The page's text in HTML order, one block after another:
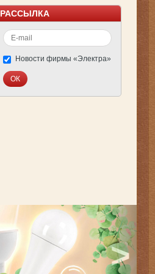
РАССЫЛКА
Новости фирмы «Электра»